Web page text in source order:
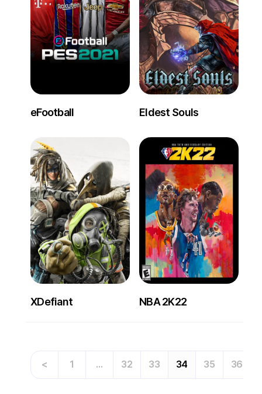
eFootball Eldest Souls
XDefiant NBA 2K22
< 1 … 32 33 34 35 36